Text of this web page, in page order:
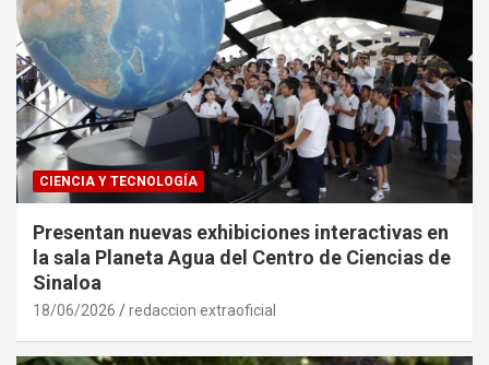
CIENCIA Y TECNOLOGÍA
Presentan nuevas exhibiciones interactivas en
la sala Planeta Agua del Centro de Ciencias de
Sinaloa
18/06/2026 redaccion extraoficial